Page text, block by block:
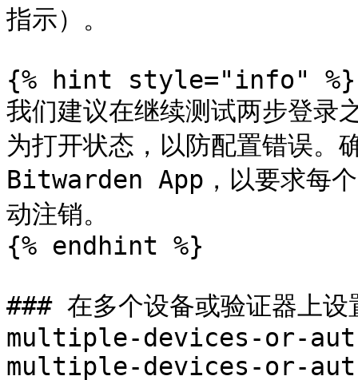
指示）。
{% hint style="info" %}
我们建议在继续测试两步登录
为打开状态，以防配置错误。
Bitwarden App，以要求每
动注销。
{% endhint %}
### 在多个设备或验证器
multiple-devices-or-
multiple-devices-or-